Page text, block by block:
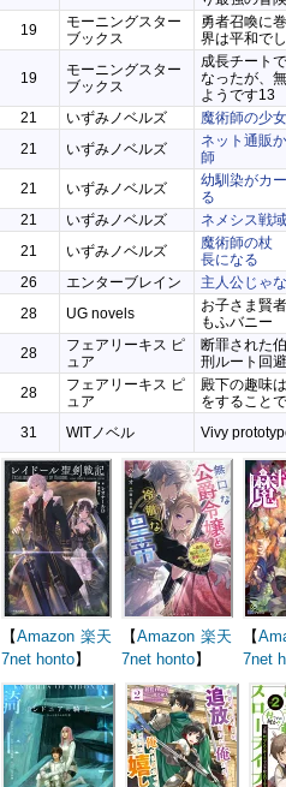
19
モーニングスター
ブックス
勇者召喚に
界は平和で
19
モーニングスター
ブックス
成長チート
なったが、
ようです13
21
いずみノベルズ
魔術師の少
21
いずみノベルズ
ネット通販
師
21
いずみノベルズ
幼馴染がカ
る
21
いずみノベルズ
ネメシス戦
21
いずみノベルズ
魔術師の杖
長になる
26
エンターブレイン
主人公じゃ
28
UG novels
お子さま賢
もふバニー
28
フェアリーキス ピ
ュア
断罪された
刑ルート回
28
フェアリーキス ピ
ュア
殿下の趣味
をすること
31
WITノベル Vivy
【Amazon 楽天
7net honto】
【Amazon 楽天
7net honto】
【
7net